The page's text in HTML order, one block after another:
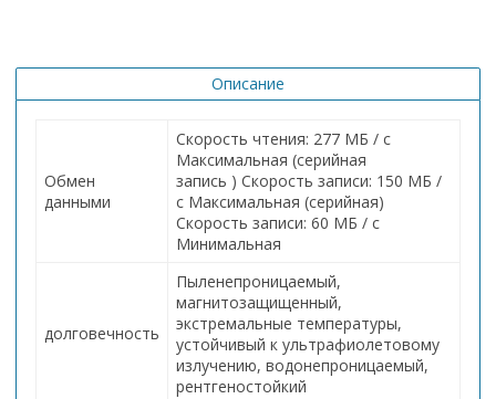
Описание
Обмен
данными
Скорость чтения: 277 МБ / с
Максимальная (серийная
запись ) Скорость записи: 150 МБ /
с Максимальная (серийная)
Скорость записи: 60 МБ / с
Минимальная
долговечность
Пыленепроницаемый,
магнитозащищенный,
экстремальные температуры,
устойчивый к ультрафиолетовому
излучению, водонепроницаемый,
рентгеностойкий